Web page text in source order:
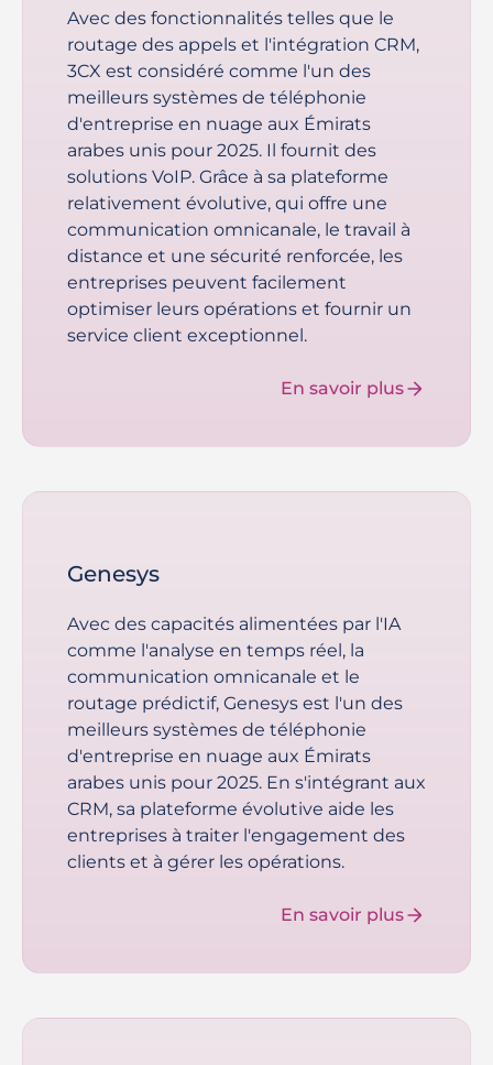
Avec des fonctionnalités telles que le
routage des appels et l'intégration CRM,
3CX est considéré comme l'un des
meilleurs systèmes de téléphonie
d'entreprise en nuage aux Émirats
arabes unis pour 2025. Il fournit des
solutions VoIP. Grâce à sa plateforme
relativement évolutive, qui offre une
communication omnicanale, le travail à
distance et une sécurité renforcée, les
entreprises peuvent facilement
optimiser leurs opérations et fournir un
service client exceptionnel.
En savoir plus
Genesys
Avec des capacités alimentées par l'IA
comme l'analyse en temps réel, la
communication omnicanale et le
routage prédictif, Genesys est l'un des
meilleurs systèmes de téléphonie
d'entreprise en nuage aux Émirats
arabes unis pour 2025. En s'intégrant aux
CRM, sa plateforme évolutive aide les
entreprises à traiter l'engagement des
clients et à gérer les opérations.
En savoir plus